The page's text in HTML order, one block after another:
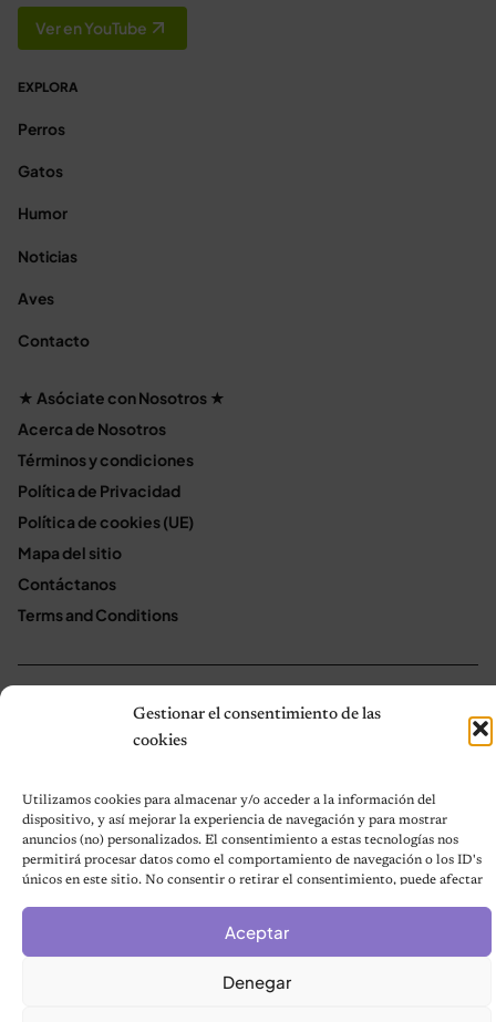
Gestionar el consentimiento de las
cookies
Utilizamos cookies para almacenar y/o acceder a la información del
dispositivo, y así mejorar la experiencia de navegación y para mostrar
anuncios (no) personalizados. El consentimiento a estas tecnologías nos
permitirá procesar datos como el comportamiento de navegación o los ID's
únicos en este sitio. No consentir o retirar el consentimiento, puede afectar
Aceptar
Denegar
Ver en YouTube
EXPLORA
Perros
Gatos
Humor
Noticias
Aves
Contacto
★ Asóciate con Nosotros ★
Acerca de Nosotros
Términos y condiciones
Política de Privacidad
Política de cookies (UE)
Mapa del sitio
Contáctanos
Terms and Conditions
© 2026 Notas de Mascotas
Política de privacidad